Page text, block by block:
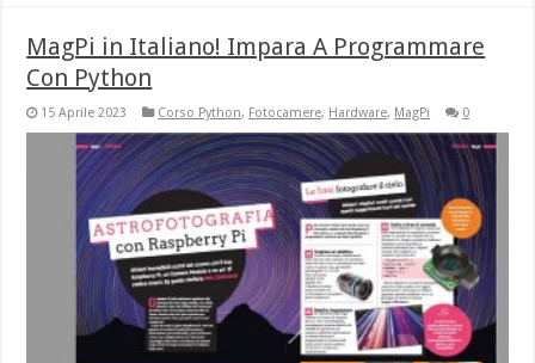
MagPi in Italiano! Impara A Programmare
Con Python
15 Aprile 2023 Corso Python, Fotocamere, Hardware, MagPi 0